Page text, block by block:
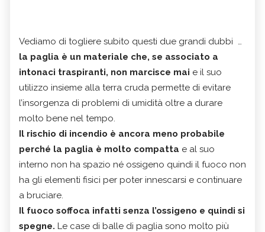
Vediamo di togliere subito questi due grandi dubbi …
la paglia è un materiale che, se associato a
intonaci traspiranti, non marcisce mai e il suo
utilizzo insieme alla terra cruda permette di evitare
l’insorgenza di problemi di umidità oltre a durare
molto bene nel tempo.
Il rischio di incendio è ancora meno probabile
perché la paglia è molto compatta e al suo
interno non ha spazio né ossigeno quindi il fuoco non
ha gli elementi fisici per poter innescarsi e continuare
a bruciare.
Il fuoco soffoca infatti senza l’ossigeno e quindi si
spegne. Le case di balle di paglia sono molto più